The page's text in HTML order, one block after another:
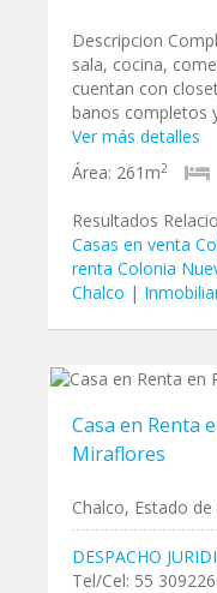
Descripcion
sala, cocina,
cuentan con
banos completos
Ver más detalles
Área: 261m2
Resultados
Casas en venta
renta Colonia
Chalco |
Casa en Renta
Miraflores
Chalco, Estado
DESPACHO
Tel/Cel: 55